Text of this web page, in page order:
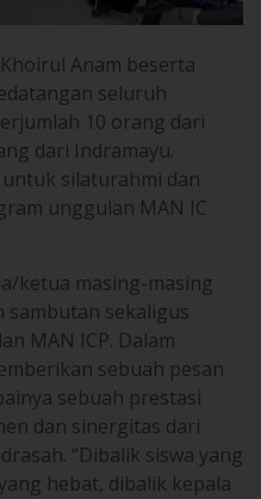
Anam beserta
seluruh
10 orang dari
dari Indramayu.
silaturahmi dan
unggulan MAN IC
ketua masing-masing
sambutan sekaligus
MAN ICP. Dalam
sebuah pesan
sebuah prestasi
dan sinergitas dari
“Dibalik siswa yang
hebat, dibalik kepala